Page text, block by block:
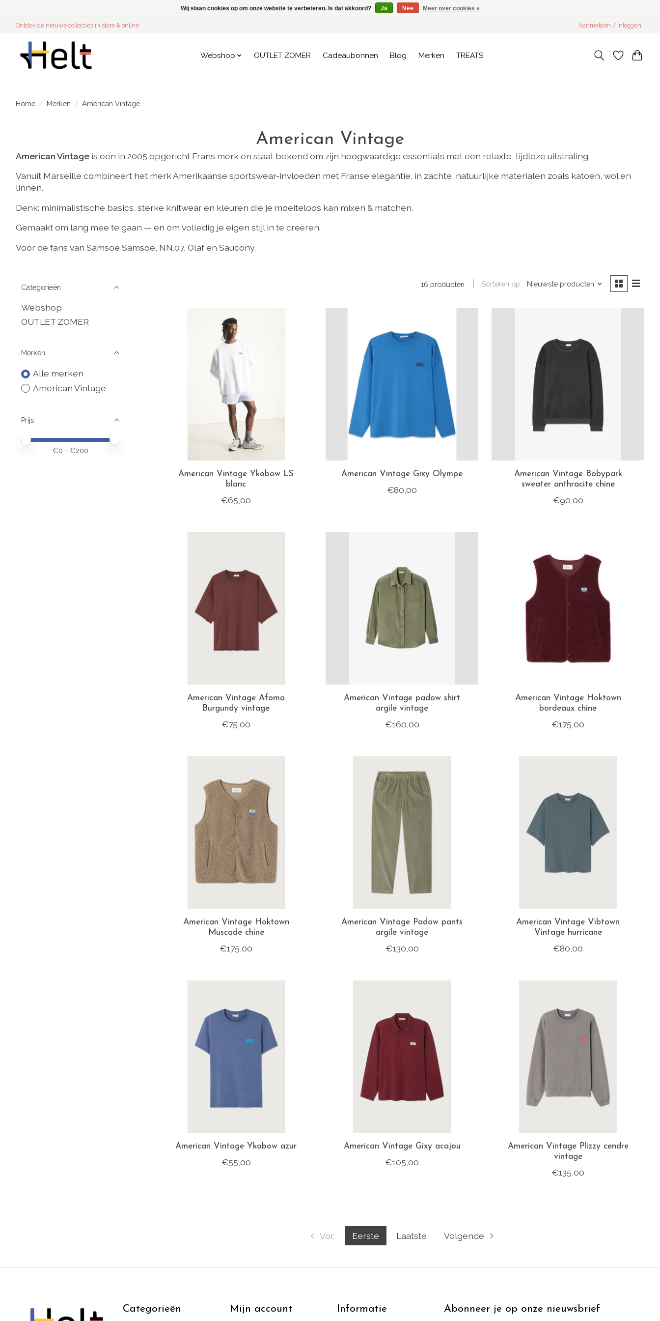
Ontdek de nieuwe collecties in store & online Aanmelden / Inloggen
Webshop OUTLET ZOMER Cadeaubonnen Blog Merken TREATS
Home / Merken / American Vintage
American Vintage
American Vintage is een in 2005 opgericht Frans merk en staat bekend om zijn hoogwaardige essentials met een relaxte, tijdloze uitstraling.
Vanuit Marseille combineert het merk Amerikaanse sportswear-invloeden met Franse elegantie, in zachte, natuurlijke materialen zoals katoen, wol en
linnen.
Denk: minimalistische basics, sterke knitwear en kleuren die je moeiteloos kan mixen & matchen.
Gemaakt om lang mee te gaan — en om volledig je eigen stijl in te creëren.
Voor de fans van Samsoe Samsoe, NN.07, Olaf en Saucony.
Categorieën
Webshop
OUTLET ZOMER
Merken
Alle merken
American Vintage
Prijs
Minimale prijswaarde
Price maximum value
€0 - €200
16 producten Sorteren op Nieuwste producten
American Vintage Ykobow LS
blanc
€65,00
American Vintage Gixy Olympe
€80,00
American Vintage Bobypark
sweater anthracite chine
€90,00
American Vintage Afoma
Burgundy vintage
€75,00
American Vintage padow shirt
argile vintage
€160,00
American Vintage Hoktown
bordeaux chine
€175,00
American Vintage Hoktown
Muscade chine
€175,00
American Vintage Padow pants
argile vintage
€130,00
American Vintage Vibtown
Vintage hurricane
€80,00
American Vintage Ykobow azur
€55,00
American Vintage Gixy acajou
€105,00
American Vintage Plizzy cendre
vintage
€135,00
Vor. Eerste Laatste Volgende
Categorieën Mijn account Informatie Abonneer je op onze nieuwsbrief
Wij slaan cookies op om onze website te verbeteren. Is dat akkoord? Ja Nee Meer over cookies »